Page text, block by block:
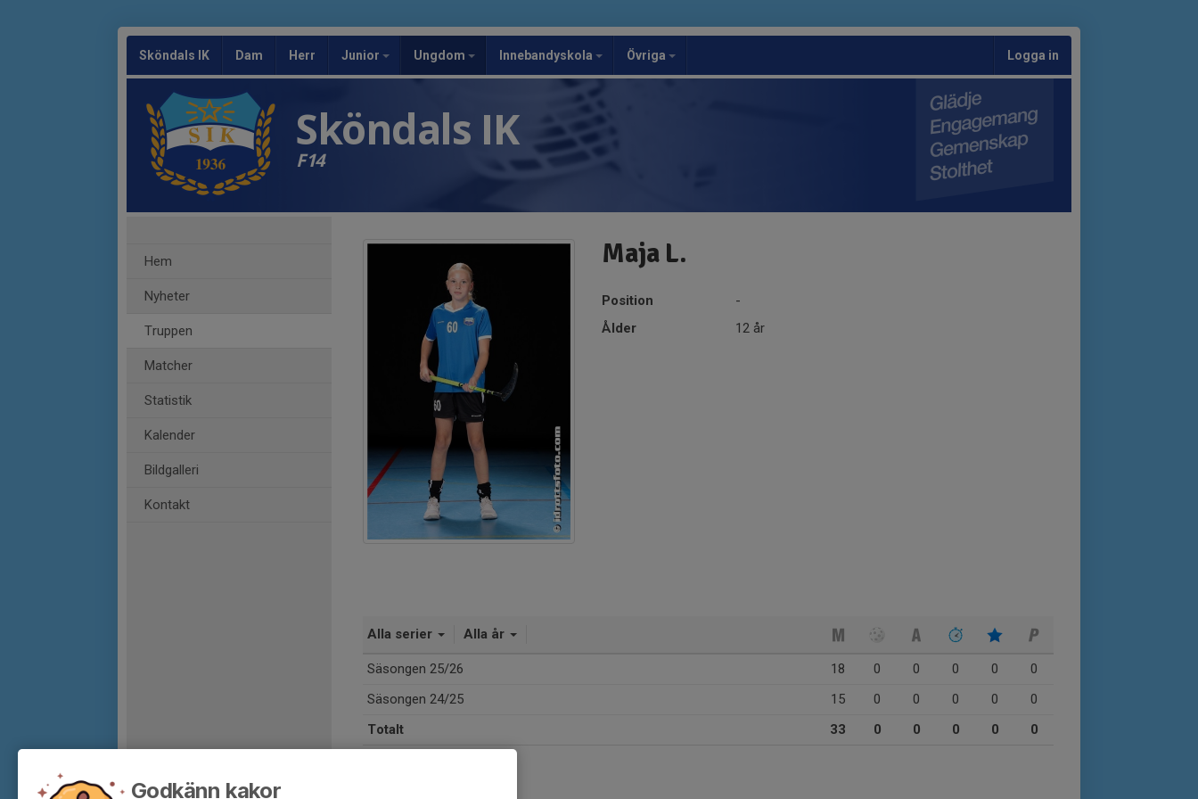
Sköndals IK Dam Herr Junior Ungdom Innebandyskola Övriga Logga in
Sköndals IK
F14
Hem
Nyheter
Truppen
Matcher
Statistik
Kalender
Bildgalleri
Kontakt
Maja L.
Position
-
Ålder
12 år
Alla serier Alla år
Säsongen 25/26 18 0 0 0 0
0
Säsongen 24/25
15 0 0 0 0
0
Totalt
33 0 0 0 0 0
Godkänn kakor